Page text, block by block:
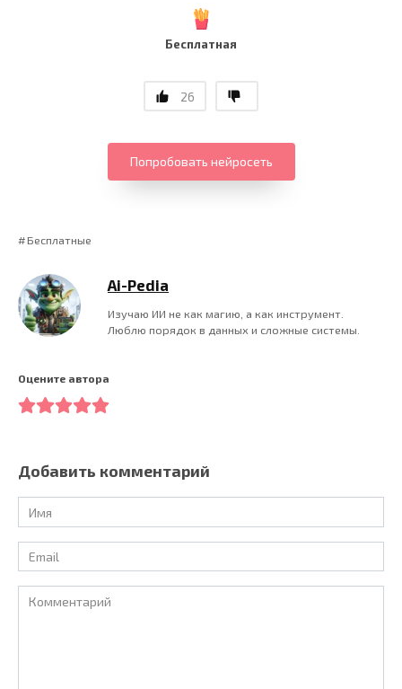
Бесплатная
26
Попробовать нейросеть
Бесплатные
Ai-Pedia
Изучаю ИИ не как магию, а как инструмент.
Люблю порядок в данных и сложные системы.
Оцените автора
Добавить комментарий
Имя
*
Email
*
Комментарий